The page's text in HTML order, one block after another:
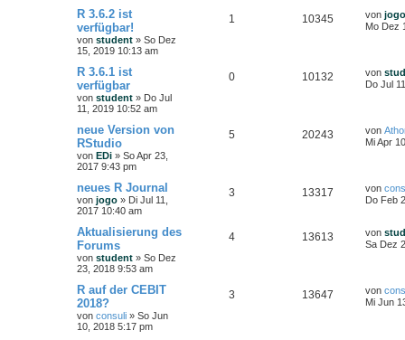
R 3.6.2 ist
verfügbar!
von student » So Dez
15, 2019 10:13 am
1 10345 von jogo
Mo Dez
R 3.6.1 ist
verfügbar
von student » Do Jul
11, 2019 10:52 am
0 10132 von
Do Jul
neue Version von
RStudio
von EDi » So Apr 23,
2017 9:43 pm
5 20243 von
Mi Apr
neues R Journal
von jogo » Di Jul 11,
2017 10:40 am
3 13317 von
Do Feb
Aktualisierung des
Forums
von student » So Dez
23, 2018 9:53 am
4 13613 von
Sa Dez
R auf der CEBIT
2018?
von consuli » So Jun
10, 2018 5:17 pm
3 13647 von
Mi Jun